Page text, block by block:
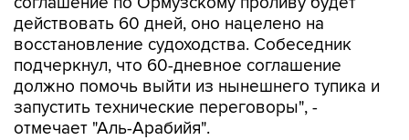
восстановление судоходства. Собеседник
подчеркнул, что 60-дневное соглашение
должно помочь выйти из нынешнего тупика и
запустить технические переговоры", -
отмечает "Аль-Арабийя".
По словам источника, входящие в Ормузский